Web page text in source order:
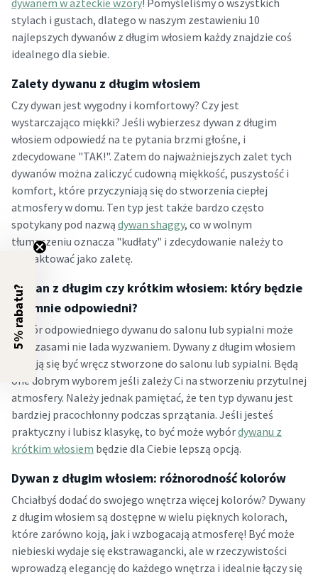
dywanem w azteckie wzory! Pomyśleliśmy o wszystkich
stylach i gustach, dlatego w naszym zestawieniu 10
najlepszych dywanów z długim włosiem każdy znajdzie coś
idealnego dla siebie.
Zalety dywanu z długim włosiem
Czy dywan jest wygodny i komfortowy? Czy jest
wystarczająco miękki? Jeśli wybierzesz dywan z długim
włosiem odpowiedź na te pytania brzmi głośne, i
zdecydowane "TAK!". Zatem do najważniejszych zalet tych
dywanów można zaliczyć cudowną miękkość, puszystość i
komfort, które przyczyniają się do stworzenia ciepłej
atmosfery w domu. Ten typ jest także bardzo często
spotykany pod nazwą dywan shaggy, co w wolnym
tłumaczeniu oznacza "kudłaty" i zdecydowanie należy to
potraktować jako zaletę.
Dywan z długim czy krótkim włosiem: który będzie
dla mnie odpowiedni?
Wybór odpowiedniego dywanu do salonu lub sypialni może
być czasami nie lada wyzwaniem. Dywany z długim włosiem
wydają się być wręcz stworzone do salonu lub sypialni. Będą
one dobrym wyborem jeśli zależy Ci na stworzeniu przytulnej
atmosfery. Należy jednak pamiętać, że ten typ dywanu jest
bardziej pracochłonny podczas sprzątania. Jeśli jesteś
praktyczny i lubisz klasykę, to być może wybórdywanu z
krótkim włosiem będzie dla Ciebie lepszą opcją.
Dywan z długim włosiem: różnorodność kolorów
Chciałbyś dodać do swojego wnętrza więcej kolorów? Dywany
z długim włosiem są dostępne w wielu pięknych kolorach,
które zarówno koją, jak i wzbogacają atmosferę! Być może
niebieski wydaje się ekstrawagancki, ale w rzeczywistości
wprowadzą elegancję do każdego wnętrza i idealnie łączy się
5% rabatu?